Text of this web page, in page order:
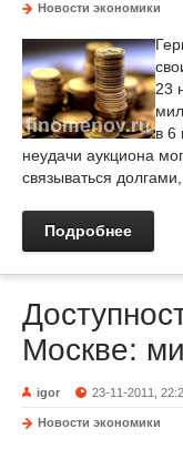
Новости экономики
23
в 6
неудачи аукциона
связываться
Подробнее
Москве:
igor 23-11-2011,
Новости экономики